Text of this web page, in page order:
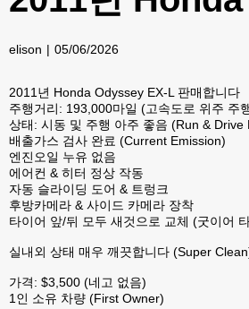
elison 05/06/2026
2011년 Honda Odyssey EX-L 판매합니다
주행거리: 193,000마일 (고속도로 위주 주
상태: 시동 및 주행 아주 좋음 (Run & Drive
배출가스 검사 완료 (Current Emission)
엔진오일 누유 없음
에어컨 & 히터 정상 작동
자동 슬라이딩 도어 & 트렁크
후방카메라 & 사이드 카메라 장착
타이어 앞/뒤 모두 새것으로 교체 (굿이어
실내외 상태 매우 깨끗합니다 (Super
가격: $3,500 (네고 없음)
1인 소유 차량 (First Owner)